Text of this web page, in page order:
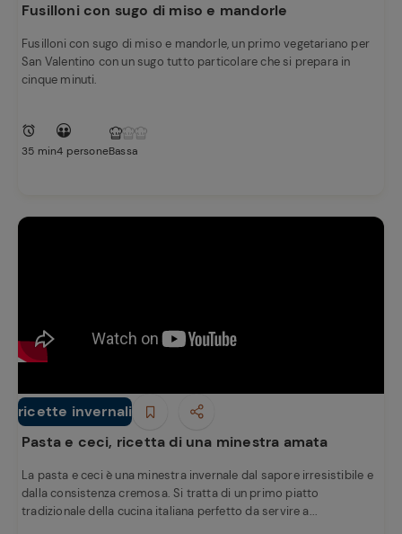
Fusilloni con sugo di miso e mandorle
Fusilloni con sugo di miso e mandorle, un primo vegetariano per
San Valentino con un sugo tutto particolare che si prepara in
cinque minuti.
35 min4 personeBassa
ricette invernali
Primi piatti
Pasta e ceci, ricetta di una minestra amata
La pasta e ceci è una minestra invernale dal sapore irresistibile e
dalla consistenza cremosa. Si tratta di un primo piatto
tradizionale della cucina italiana perfetto da servire a...